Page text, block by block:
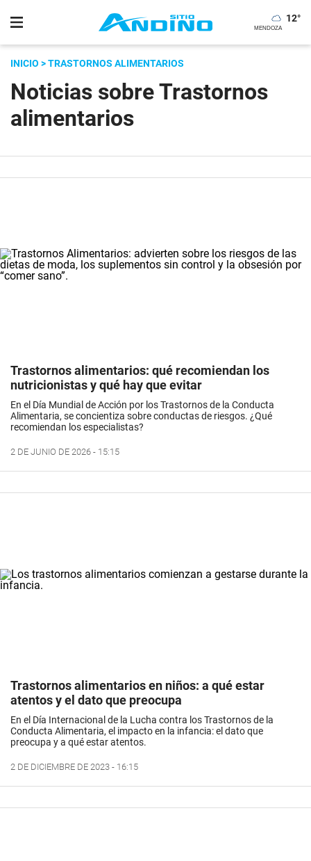
12°
INICIO > TRASTORNOS ALIMENTARIOS
Noticias sobre Trastornos
alimentarios
Trastornos alimentarios: qué recomiendan los
nutricionistas y qué hay que evitar
En el Día Mundial de Acción por los Trastornos de la Conducta
Alimentaria, se concientiza sobre conductas de riesgos. ¿Qué
recomiendan los especialistas?
2 DE JUNIO DE 2026 - 15:15
Trastornos alimentarios en niños: a qué estar
atentos y el dato que preocupa
En el Día Internacional de la Lucha contra los Trastornos de la
Conducta Alimentaria, el impacto en la infancia: el dato que
preocupa y a qué estar atentos.
2 DE DICIEMBRE DE 2023 - 16:15